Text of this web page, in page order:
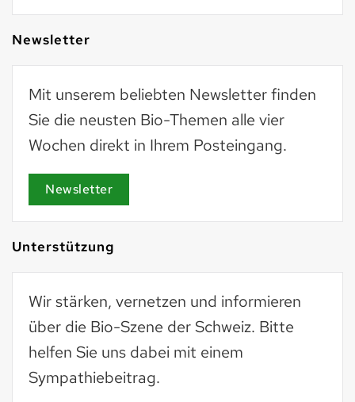
Newsletter
Mit unserem beliebten Newsletter finden
Sie die neusten Bio-Themen alle vier
Wochen direkt in Ihrem Posteingang.
Newsletter
Unterstützung
Wir stärken, vernetzen und informieren
über die Bio-Szene der Schweiz. Bitte
helfen Sie uns dabei mit einem
Sympathiebeitrag.